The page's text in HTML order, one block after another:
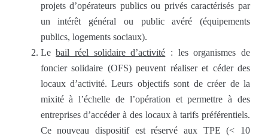
projets d’opérateurs publics ou privés caractérisés par
un intérêt général ou public avéré (équipements
publics, logements sociaux).
Lebail réel solidaire d’activité : les organismes de
foncier solidaire (OFS) peuvent réaliser et céder des
locaux d’activité. Leurs objectifs sont de créer de la
mixité à l’échelle de l’opération et permettre à des
entreprises d’accéder à des locaux à tarifs préférentiels.
Ce nouveau dispositif est réservé aux TPE (< 10